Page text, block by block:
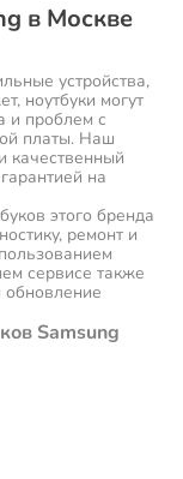
в Москве
устройства,
ноутбуки могут
и проблем с
платы. Наш
качественный
на
этого бренда
ремонт и
сервисе также
обновление
Samsung